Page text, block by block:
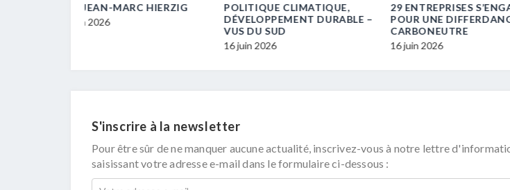
POLITIQUE CLIMATIQUE,
DÉVELOPPEMENT DURABLE –
29 ENTREPRISES S’ENGAGENT
POUR UNE DIFFERDANGE
CARBONEUTRE
16 juin 2026
« TREE
TRANSITION » À
16 juin 2026
S'inscrire à la newsletter
Pour être sûr de ne manquer aucune actualité, inscrivez-vous à notre lettre
saisissant votre adresse e-mail dans le formulaire ci-dessous :